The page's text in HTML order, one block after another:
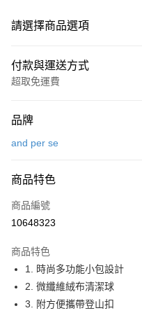
請選擇商品選項
付款與運送方式
超取免運費
信用卡一次付款
LINE Pay
Apple Pay
悠遊付
大哥付你分期
相關說明
品牌
and per se
商品特色
商品編號
10648323
商品特色
1. 時尚多功能小包設計
2. 微纖維絨布清潔球
3. 附方便攜帶登山扣